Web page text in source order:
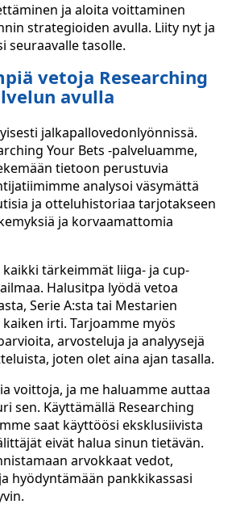
ja aloita voittaminen
strategioiden avulla. Liity nyt ja
seuraavalle tasolle.
vetoja Researching
avulla
jalkapallovedonlyönnissä.
Your Bets -palveluamme,
tietoon perustuvia
analysoi väsymättä
ja otteluhistoriaa tarjotakseen
ja korvaamattomia
tärkeimmät liiga- ja cup-
Halusitpa lyödä vetoa
Serie A:sta tai Mestarien
irti. Tarjoamme myös
arvosteluja ja analyysejä
joten olet aina ajan tasalla.
voittoja, ja me haluamme auttaa
sen. Käyttämällä Researching
saat käyttöösi eksklusiivista
eivät halua sinun tietävän.
arvokkaat vedot,
hyödyntämään pankkikassasi